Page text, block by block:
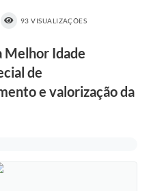
93 VISUALIZAÇÕES
Melhor Idade
de
e valorização da